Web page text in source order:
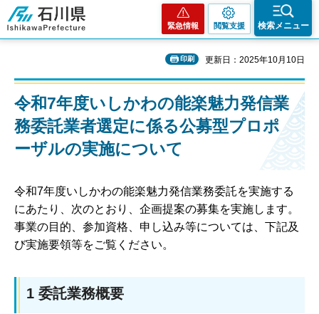
石川県
緊急情報 閲覧支援 検索メニュー
印刷 更新日：2025年10月10日
令和7年度いしかわの能楽魅力発信業
務委託業者選定に係る公募型プロポ
ーザルの実施について
令和7年度いしかわの能楽魅力発信業務委託を実施する
にあたり、次のとおり、企画提案の募集を実施します。
事業の目的、参加資格、申し込み等については、下記及
び実施要領等をご覧ください。
1 委託業務概要